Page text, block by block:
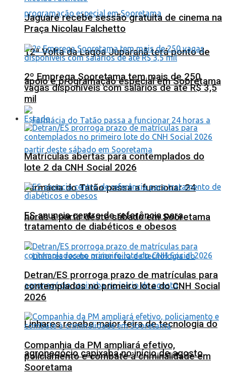
12ª Volta da Lagoa Juparanã terá ponto de
apoio e programação especial em Sooretama
Farmácia do Tatão passa a funcionar 24
horas a partir deste sábado em Sooretama
Linhares recebe maior feira de tecnologia do
agronegócio capixaba no início de agosto
Jaguaré recebe sessão gratuita de cinema na
Praça Nicolau Falchetto
2º Emprega Sooretama tem mais de 250
vagas disponíveis com salários de até R$ 3,5
mil
Estado
Matrículas abertas para contemplados do
lote 2 da CNH Social 2026
ES anuncia centro de referência para
tratamento de diabéticos e obesos
Detran/ES prorroga prazo de matrículas para
contemplados no primeiro lote do CNH Social
2026
Companhia da PM ampliará efetivo,
policiamento e combate à criminalidade em
Sooretama